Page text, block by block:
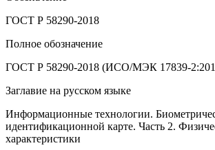
ГОСТ Р 58290-2018
Полное обозначение
ГОСТ Р 58290-2018 (ИСО/МЭК 17839-
Заглавие на русском языке
Информационные технологии.
идентификационной карте. Часть 2.
характеристики